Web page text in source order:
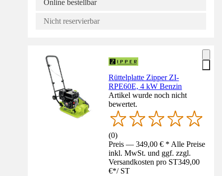
Online bestellbar
Nicht reservierbar
Rüttelplatte Zipper ZI-
RPE60E, 4 kW Benzin
Artikel wurde noch nicht
bewertet.
(0)
Preis — 349,00 € * Alle Preise
inkl. MwSt. und ggf. zzgl.
Versandkosten pro ST349,00
€*/ ST